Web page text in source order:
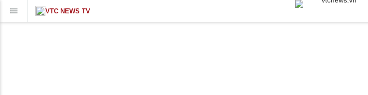
VTC NEWS TV